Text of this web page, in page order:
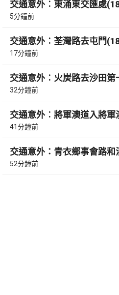
交通意外︰東涌東交匯處
5分鐘前
交通意外︰荃灣路去屯門
17分鐘前
交通意外︰火炭路去沙田
32分鐘前
交通意外︰將軍澳道入將軍
41分鐘前
交通意外：青衣鄉事會路
52分鐘前